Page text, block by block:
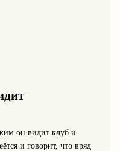
он видит клуб и
и говорит, что вряд